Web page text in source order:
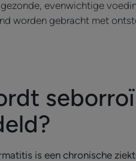
evenwichtige
worden gebracht met
is een chronische